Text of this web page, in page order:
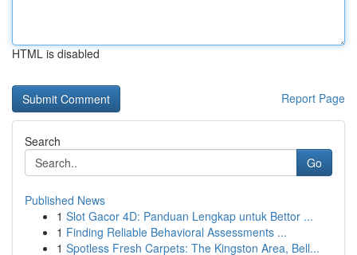
HTML is disabled
Report Page
Search
Go
Published News
1 Slot Gacor 4D: Panduan Lengkap untuk Bettor ...
1 Finding Reliable Behavioral Assessments ...
1 Spotless Fresh Carpets: The Kingston Area, Bell...